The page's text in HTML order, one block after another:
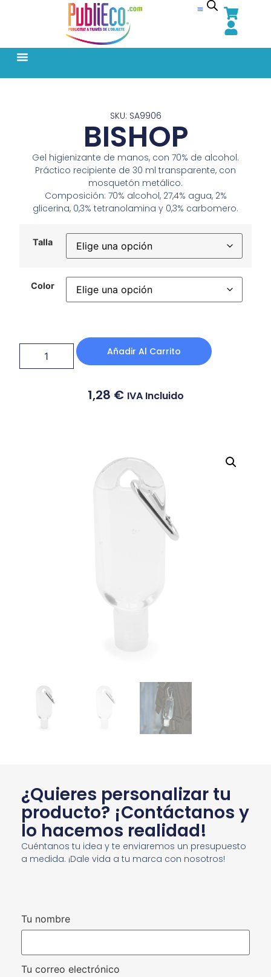
SKU: SA9906
BISHOP
Gel higienizante de manos, con 70% de alcohol.
Práctico recipiente de 30 ml transparente, con
mosquetón metálico.
Composición: 70% alcohol, 27,4% agua, 2%
glicerina, 0,3% tetranolamina y 0,3% carbomero.
Talla
Color
Añadir Al Carrito
1,28 € IVA Incluido
¿Quieres personalizar tu
producto? ¡Contáctanos y
lo hacemos realidad!
Cuéntanos tu idea y te enviaremos un presupuesto
a medida. ¡Dale vida a tu marca con nosotros!
Tu nombre
Tu correo electrónico